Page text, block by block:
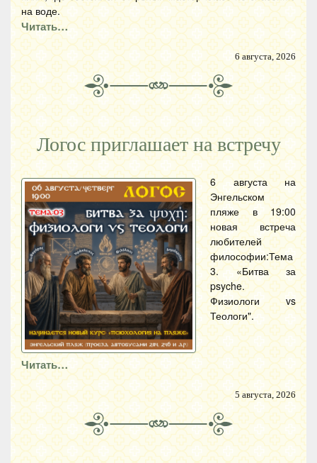
на воде.
Читать…
6 августа, 2026
Логос приглашает на встречу
6 августа на
Энгельском
пляже в 19:00
новая встреча
любителей
философии:Тема
3. «Битва за
psyche.
Физиологи vs
Теологи".
Читать…
5 августа, 2026